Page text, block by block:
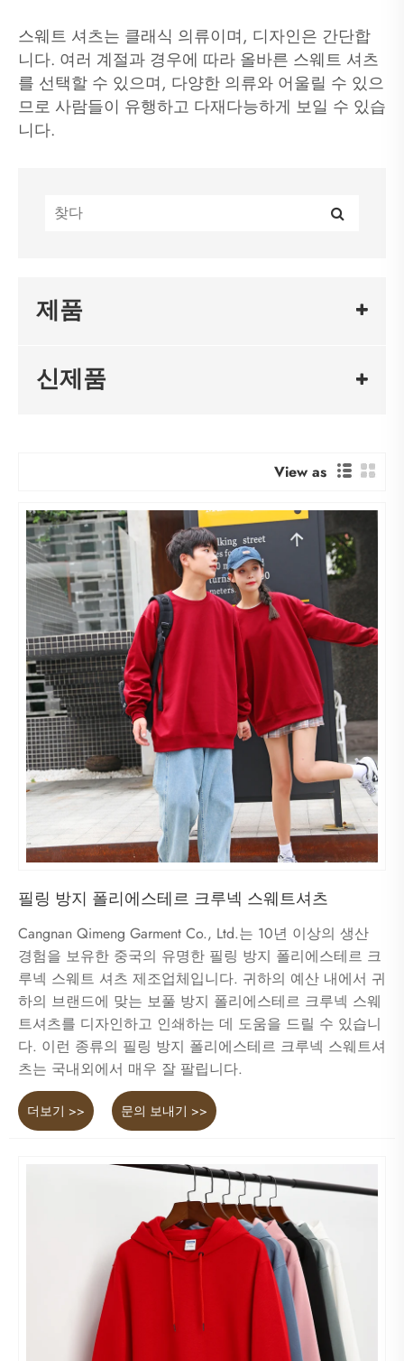
스웨트 셔츠는 클래식 의류이며, 디자인은 간단합
니다. 여러 계절과 경우에 따라 올바른 스웨트 셔츠
를 선택할 수 있으며, 다양한 의류와 어울릴 수 있으
므로 사람들이 유행하고 다재다능하게 보일 수 있습
니다.
제품
신제품
View as
필링 방지 폴리에스테르 크루넥 스웨트셔츠
Cangnan Qimeng Garment Co., Ltd.는 10년 이상의 생산
경험을 보유한 중국의 유명한 필링 방지 폴리에스테르 크
루넥 스웨트 셔츠 제조업체입니다. 귀하의 예산 내에서 귀
하의 브랜드에 맞는 보풀 방지 폴리에스테르 크루넥 스웨
트셔츠를 디자인하고 인쇄하는 데 도움을 드릴 수 있습니
다. 이런 종류의 필링 방지 폴리에스테르 크루넥 스웨트셔
츠는 국내외에서 매우 잘 팔립니다.
더보기 >> 문의 보내기 >>